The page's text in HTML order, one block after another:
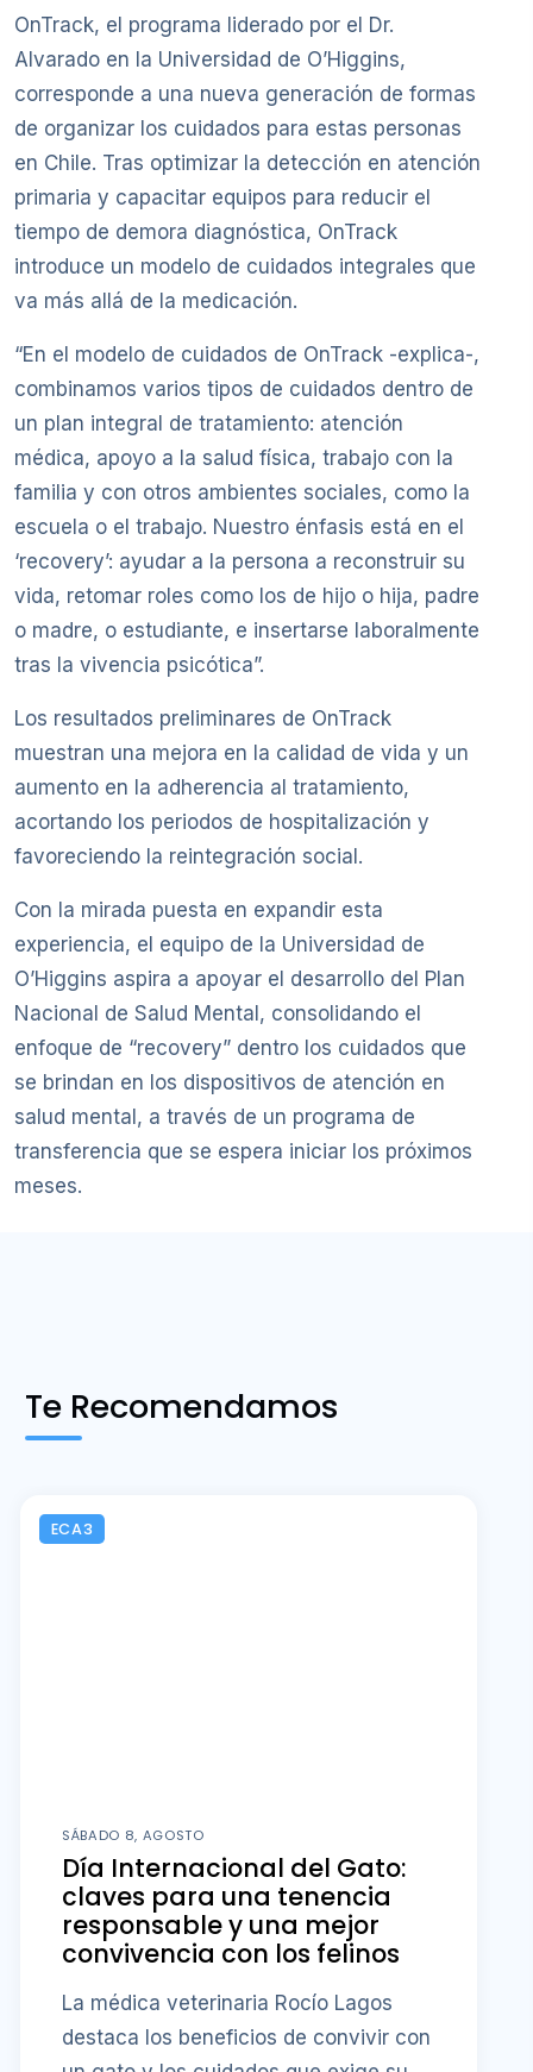
OnTrack, el programa liderado por el Dr.
Alvarado en la Universidad de O’Higgins,
corresponde a una nueva generación de formas
de organizar los cuidados para estas personas
en Chile. Tras optimizar la detección en atención
primaria y capacitar equipos para reducir el
tiempo de demora diagnóstica, OnTrack
introduce un modelo de cuidados integrales que
va más allá de la medicación.
“En el modelo de cuidados de OnTrack -explica-,
combinamos varios tipos de cuidados dentro de
un plan integral de tratamiento: atención
médica, apoyo a la salud física, trabajo con la
familia y con otros ambientes sociales, como la
escuela o el trabajo. Nuestro énfasis está en el
‘recovery’: ayudar a la persona a reconstruir su
vida, retomar roles como los de hijo o hija, padre
o madre, o estudiante, e insertarse laboralmente
tras la vivencia psicótica”.
Los resultados preliminares de OnTrack
muestran una mejora en la calidad de vida y un
aumento en la adherencia al tratamiento,
acortando los periodos de hospitalización y
favoreciendo la reintegración social.
Con la mirada puesta en expandir esta
experiencia, el equipo de la Universidad de
O’Higgins aspira a apoyar el desarrollo del Plan
Nacional de Salud Mental, consolidando el
enfoque de “recovery” dentro los cuidados que
se brindan en los dispositivos de atención en
salud mental, a través de un programa de
transferencia que se espera iniciar los próximos
meses.
Te Recomendamos
ECA3
SÁBADO 8, AGOSTO
Día Internacional del Gato:
claves para una tenencia
responsable y una mejor
convivencia con los felinos
La médica veterinaria Rocío Lagos
destaca los beneficios de convivir con